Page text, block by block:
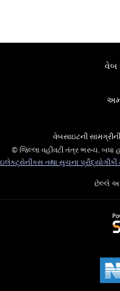
વેબ
વેબસાઇટની
© જિલ્લા વહીવટી તંત્ર ભરુચ. બધા
ઇલેક્ટ્રોનીક્સ તથા સુચના
છેલ્લે